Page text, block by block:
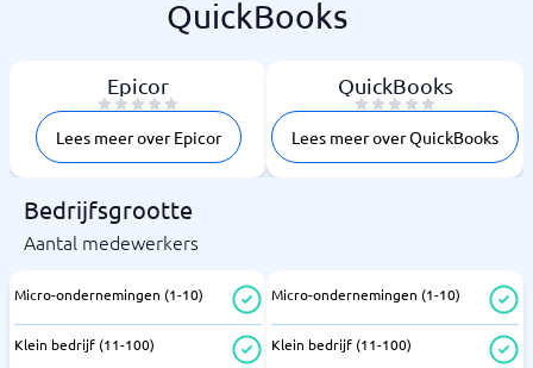
QuickBooks
Epicor
Lees meer over Epicor
QuickBooks
Lees meer over QuickBooks
Bedrijfsgrootte
Aantal medewerkers
Micro-ondernemingen (1-10)
Klein bedrijf (11-100)
Micro-ondernemingen (1-10)
Klein bedrijf (11-100)